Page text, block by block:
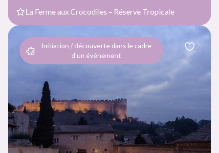
La Ferme aux Crocodiles – Réserve Tropicale
Initiation / découverte dans le cadre
d'un événement